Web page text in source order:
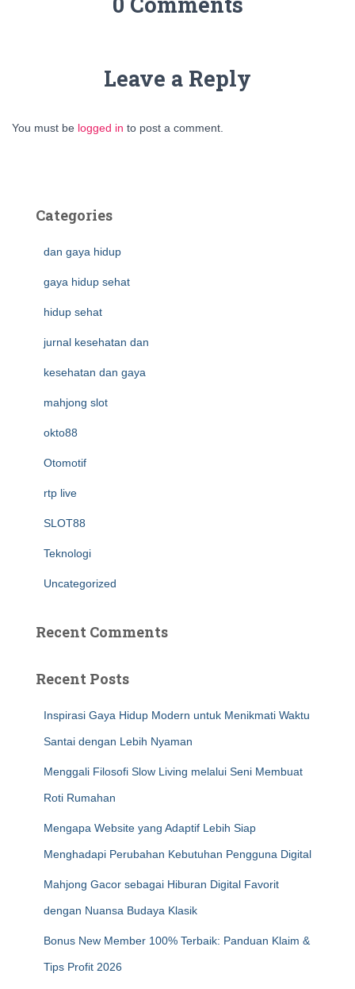
Leave a Reply
You must be logged in to post a comment.
Categories
dan gaya hidup
gaya hidup sehat
hidup sehat
jurnal kesehatan dan
kesehatan dan gaya
mahjong slot
okto88
Otomotif
rtp live
SLOT88
Teknologi
Uncategorized
Recent Comments
Recent Posts
Inspirasi Gaya Hidup Modern untuk Menikmati Waktu
Santai dengan Lebih Nyaman
Menggali Filosofi Slow Living melalui Seni Membuat
Roti Rumahan
Mengapa Website yang Adaptif Lebih Siap
Menghadapi Perubahan Kebutuhan Pengguna Digital
Mahjong Gacor sebagai Hiburan Digital Favorit
dengan Nuansa Budaya Klasik
Bonus New Member 100% Terbaik: Panduan Klaim &
Tips Profit 2026